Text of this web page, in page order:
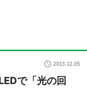
2013.12.05
で「光の回